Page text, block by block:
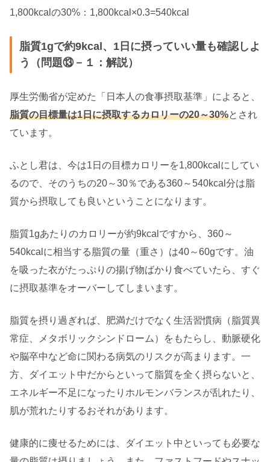
1,800kcalの30%：1,800kcal×0.3=540kcal
脂質1gで約9kcal、1日に摂っていい量も確認しよ
う（問題⑬－１：解説）
厚生労働省が定めた「日本人の食事摂取基準」によると、
脂質の目標量は1日に摂取するカロリーの20～30%とされ
ています。
ふとし君は、今は1日の目標カロリーを1,800kcalにしてい
るので、そのうちの20～30％である360～540kcal分は脂
質から摂取しても良いということになります。
脂質1gあたりのカロリーが約9kcalですから、360～
540kcalに相当する脂質の量（重さ）は40～60gです。油
を吸った衣がたっぷりの揚げ物ばかり食べていたら、すぐ
に摂取基準をオーバーしてしまいます。
脂質を摂り過ぎれば、肥満だけでなく生活習慣病（脂質異
常症、メタボリックシンドローム）をもたらし、動脈硬化
や脳卒中など命に関わる病気のリスクが高まります。一
方、ダイエット中だからといって脂質を全く摂らないと、
エネルギー不足になったりホルモンバランスが乱れたり、
肌が荒れたりするおそれがあります。
健康的に痩せるためには、ダイエット中といっても必要な